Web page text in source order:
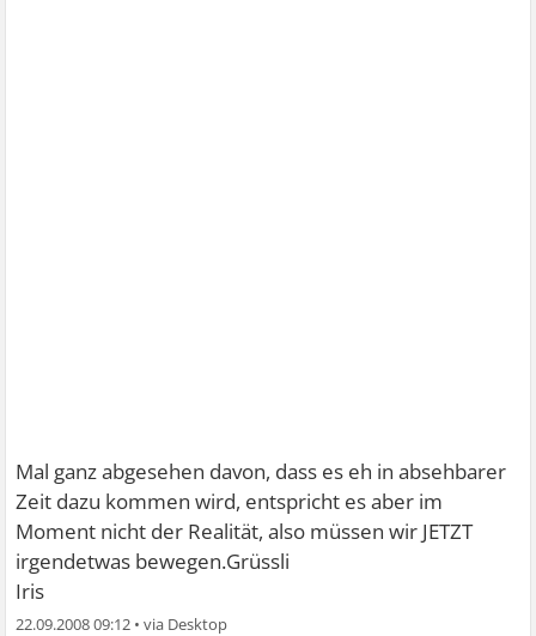
Mal ganz abgesehen davon, dass es eh in absehbarer
Zeit dazu kommen wird, entspricht es aber im
Moment nicht der Realität, also müssen wir JETZT
irgendetwas bewegen.Grüssli
Iris
22.09.2008 09:12 •